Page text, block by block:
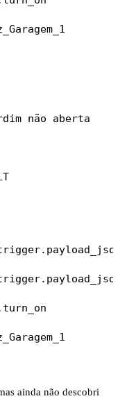
não aberta
ainda não descobri